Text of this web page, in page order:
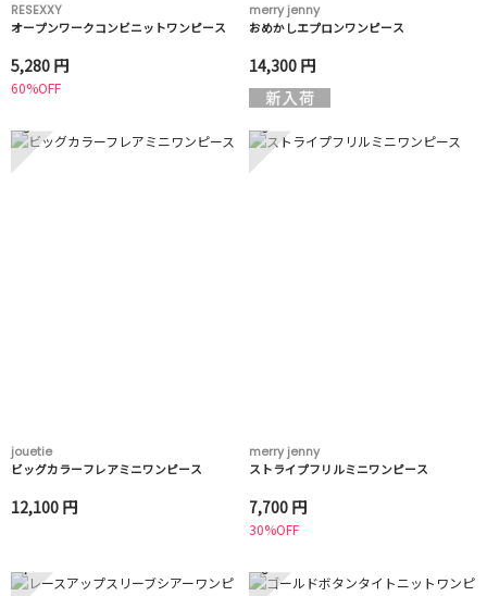
RESEXXY
オープンワークコンビニットワンピース
5,280 円
60%OFF
merry jenny
おめかしエプロンワンピース
14,300 円
5
jouetie
ビッグカラーフレアミニワンピース
12,100 円
6
merry jenny
ストライプフリルミニワンピース
7,700 円
30%OFF
7 8